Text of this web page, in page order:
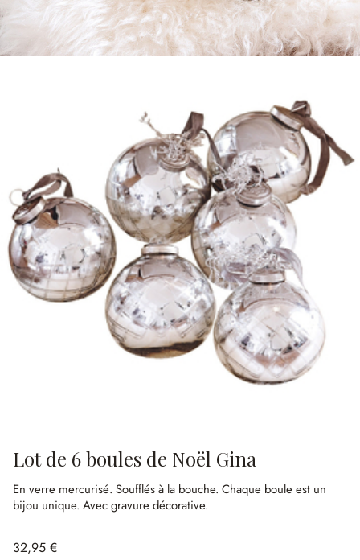
Lot de 6 boules de Noël Gina
En verre mercurisé. Soufflés à la bouche. Chaque boule est un
bijou unique. Avec gravure décorative.
32,95 €